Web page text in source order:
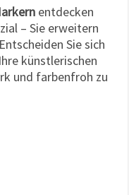
entdecken
– Sie erweitern
Sie sich
künstlerischen
und farbenfroh zu